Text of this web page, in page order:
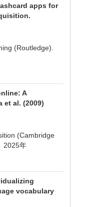
apps for
(Routledge).
A
et al. (2009)
(Cambridge
2025年
vocabulary